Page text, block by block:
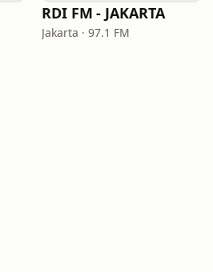
RDI FM - JAKARTA
Jakarta · 97.1 FM